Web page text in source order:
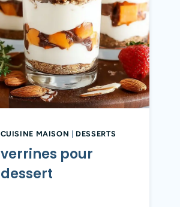
CUISINE MAISON DESSERTS
verrines pour
dessert